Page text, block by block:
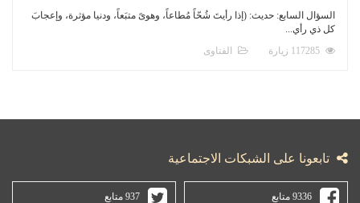
السؤال السابع: حديث: (إذا رأيتَ شُحّاً مُطاعاً، وهوىً متبَعاً، ودنيا مؤثرة، وإعجابَ
كل ذي رأي...
الفتاوى
تابعونا على الشبكات الاجتماعية
9336 متابع 937 متابع